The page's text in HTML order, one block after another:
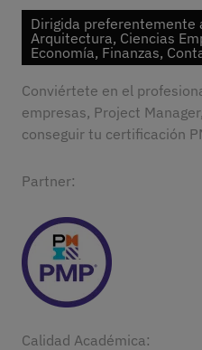
Dirigida preferentemente
Arquitectura, Ciencias
Economía, Finanzas,
Conviértete en el
empresas, Project
conseguir tu certificación
Partner:
Calidad Académica: